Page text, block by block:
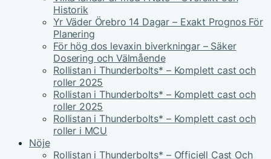
Historik
Yr Väder Örebro 14 Dagar – Exakt Prognos För
Planering
För hög dos levaxin biverkningar – Säker
Dosering och Välmående
Rollistan i Thunderbolts* – Komplett cast och
roller 2025
Rollistan i Thunderbolts* – Komplett cast och
roller 2025
Rollistan i Thunderbolts* – Komplett cast och
roller i MCU
Nöje
Rollistan i Thunderbolts* – Officiell Cast Och